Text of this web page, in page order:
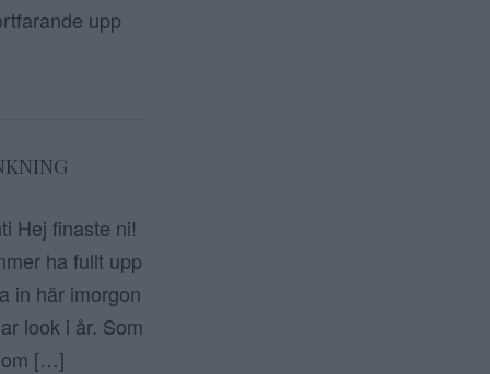
upp
Hej finaste ni!
ha fullt upp
in här imorgon
look i år. Som
om […]